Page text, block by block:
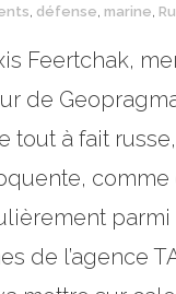
défense marine
Feertchak,
de
tout à fait
comme
parmi
de l’agence